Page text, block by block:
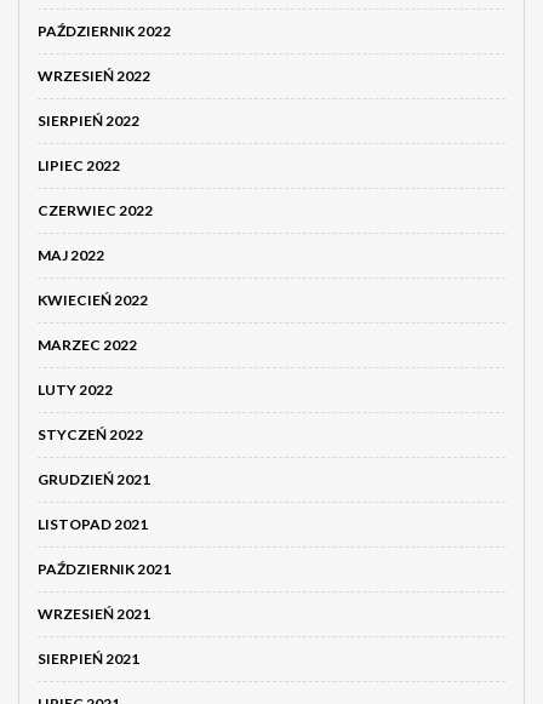
PAŹDZIERNIK 2022
WRZESIEŃ 2022
SIERPIEŃ 2022
LIPIEC 2022
CZERWIEC 2022
MAJ 2022
KWIECIEŃ 2022
MARZEC 2022
LUTY 2022
STYCZEŃ 2022
GRUDZIEŃ 2021
LISTOPAD 2021
PAŹDZIERNIK 2021
WRZESIEŃ 2021
SIERPIEŃ 2021